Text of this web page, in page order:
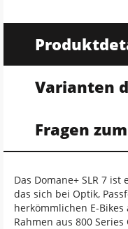
Varianten
Fragen
Das Domane+ SLR 7
das sich bei Optik,
herkömmlichen E-
Rahmen aus 800